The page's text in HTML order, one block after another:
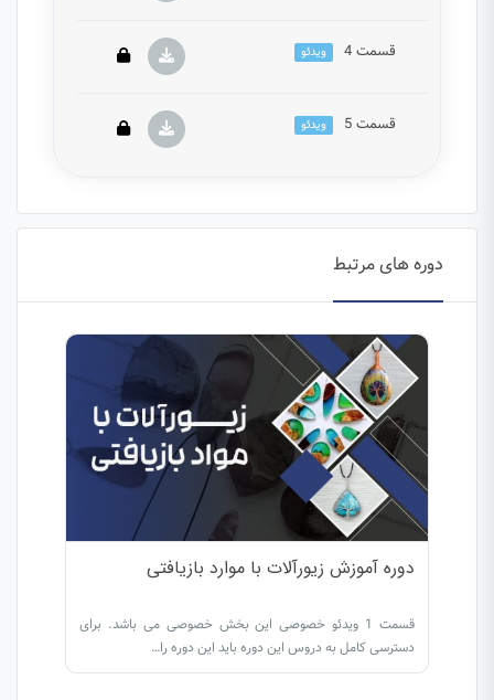
این بخش خصوصی می باشد. برای دسترسی کامل به
قسمت 4 ویدئو
این بخش خصوصی می باشد. برای دسترسی کامل به
قسمت 5 ویدئو
دوره های مرتبط
دوره آموزش زیورآلات با موارد بازیافتی
قسمت 1 ویدئو خصوصی این بخش خصوصی می باشد. برای
دسترسی کامل به دروس این دوره باید این دوره را…